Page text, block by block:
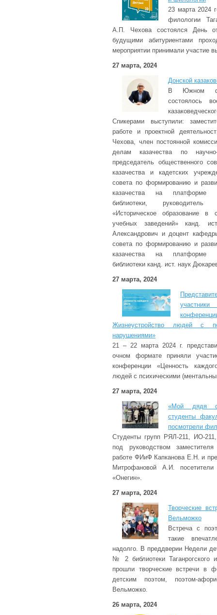
23 марта 2024
филологии
А.П. Чехова состоялся День
будущими абитуриентами
мероприятии принимали участие
27 марта, 2024
Донской
В Южном
состоялось
Спикерами выступили:
работе и проектной
Чехова, член постоянной
делам казачества по научно-
председатель общественного
казачества и кадетских
совета по формированию и
казачества на платформе
библиотеки, руководитель
«Историческое образование в
учебных заведений» канд.
Александрович и доцент
совета по формированию и
казачества на платформе
библиотеки канд. ист. наук
27 марта, 2024
Жизнеустройство людей с
нарушениями»
21 – 22 марта 2024 г.
очном формате приняли
конференции «Ценность
людей с психическими
27 марта, 2024
«Мой дядя
студенты
посмотрели
Студенты групп РЯЛ-211, ИО-
под руководством
работе ФИиФ Капканова Е.Н. и
Митрофановой А.И.
«Онегин».
27 марта, 2024
Творческие
Вельможко
Встреча с
такие
надолго. В преддверии Недели
№ 2 библиотеки Таганрогского
прошли творческие встречи в
детским поэтом, поэтом-
Вельможко.
26 марта, 2024